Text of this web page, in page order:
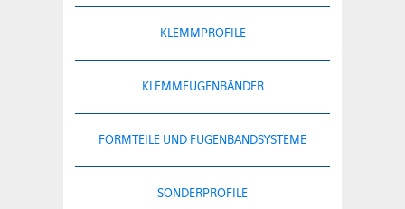
KLEMMPROFILE
KLEMMFUGENBÄNDER
FORMTEILE UND FUGENBANDSYSTEME
SONDERPROFILE